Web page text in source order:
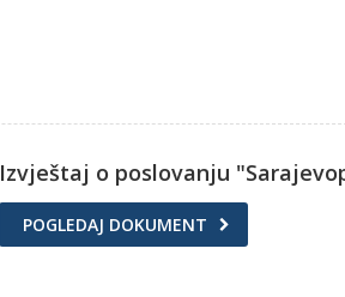
Izvještaj o poslovanju
POGLEDAJ DOKUMENT